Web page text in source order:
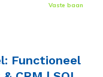
Vaste baan
Functioneel